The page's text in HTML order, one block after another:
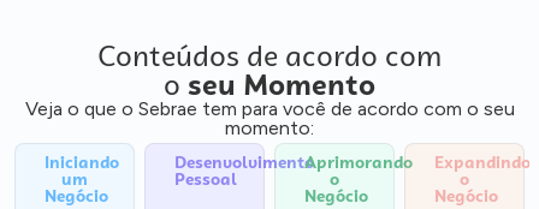
Conteúdos de acordo com
o seu Momento
Veja o que o Sebrae tem para você de acordo com o seu
momento:
Iniciando
um
Negócio
Desenvolvimento
Pessoal
Aprimorando
o
Negócio
Expandindo
o
Negócio